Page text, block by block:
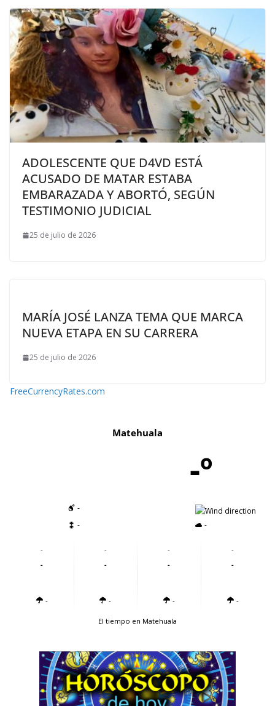
ADOLESCENTE QUE D4VD ESTÁ
ACUSADO DE MATAR ESTABA
EMBARAZADA Y ABORTÓ, SEGÚN
TESTIMONIO JUDICIAL
25 de julio de 2026
MARÍA JOSÉ LANZA TEMA QUE MARCA
NUEVA ETAPA EN SU CARRERA
25 de julio de 2026
FreeCurrencyRates.com
Matehuala
-º
-
-
-
-
-
-
-
-
-
-
-
-
-
-
-
-
El tiempo en Matehuala